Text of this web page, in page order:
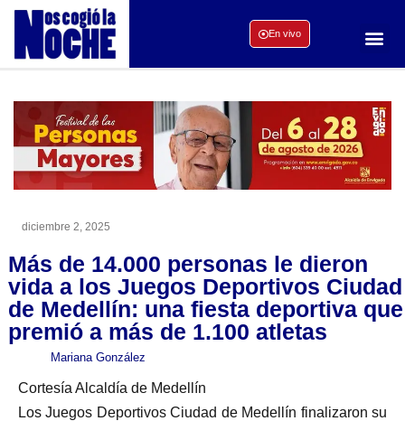
En vivo
diciembre 2, 2025
Más de 14.000 personas le dieron
vida a los Juegos Deportivos Ciudad
de Medellín: una fiesta deportiva que
premió a más de 1.100 atletas
Mariana González
Cortesía Alcaldía de Medellín
Los Juegos Deportivos Ciudad de Medellín finalizaron su